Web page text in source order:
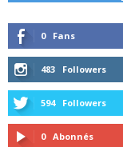
0 Fans
483 Followers
594 Followers
0 Abonnés